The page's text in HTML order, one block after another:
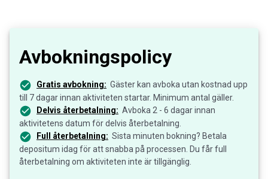
Avbokningspolicy
Gratis avbokning: Gäster kan avboka utan kostnad upp
till 7 dagar innan aktiviteten startar. Minimum antal gäller.
Delvis återbetalning: Avboka 2 - 6 dagar innan
aktivitetens datum för delvis återbetalning.
Full återbetalning: Sista minuten bokning? Betala
depositum idag för att snabba på processen. Du får full
återbetalning om aktiviteten inte är tillgänglig.